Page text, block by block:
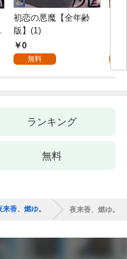
初恋の悪魔【全年齢
版】(1)
0
無料
ランキング
無料
来香、燃ゆ。 夜来香、燃ゆ。